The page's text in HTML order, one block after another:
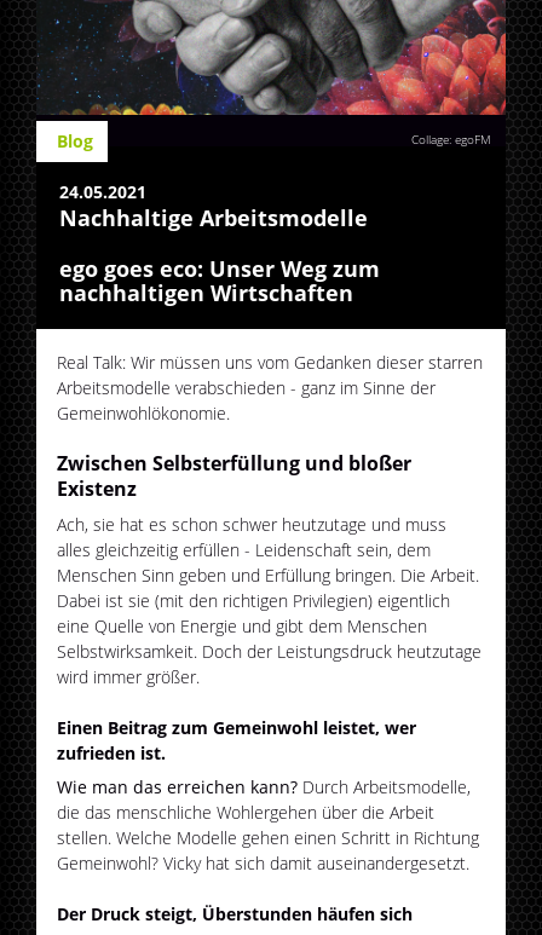
Collage: egoFM
Blog
24.05.2021
Nachhaltige Arbeitsmodelle
ego goes eco: Unser Weg zum
nachhaltigen Wirtschaften
Real Talk: Wir müssen uns vom Gedanken dieser starren
Arbeitsmodelle verabschieden - ganz im Sinne der
Gemeinwohlökonomie.
Zwischen Selbsterfüllung und bloßer
Existenz
Ach, sie hat es schon schwer heutzutage und muss
alles gleichzeitig erfüllen - Leidenschaft sein, dem
Menschen Sinn geben und Erfüllung bringen. Die Arbeit.
Dabei ist sie (mit den richtigen Privilegien) eigentlich
eine Quelle von Energie und gibt dem Menschen
Selbstwirksamkeit. Doch der Leistungsdruck heutzutage
wird immer größer.
Einen Beitrag zum Gemeinwohl leistet, wer
zufrieden ist.
Wie man das erreichen kann? Durch Arbeitsmodelle,
die das menschliche Wohlergehen über die Arbeit
stellen. Welche Modelle gehen einen Schritt in Richtung
Gemeinwohl? Vicky hat sich damit auseinandergesetzt.
Der Druck steigt, Überstunden häufen sich